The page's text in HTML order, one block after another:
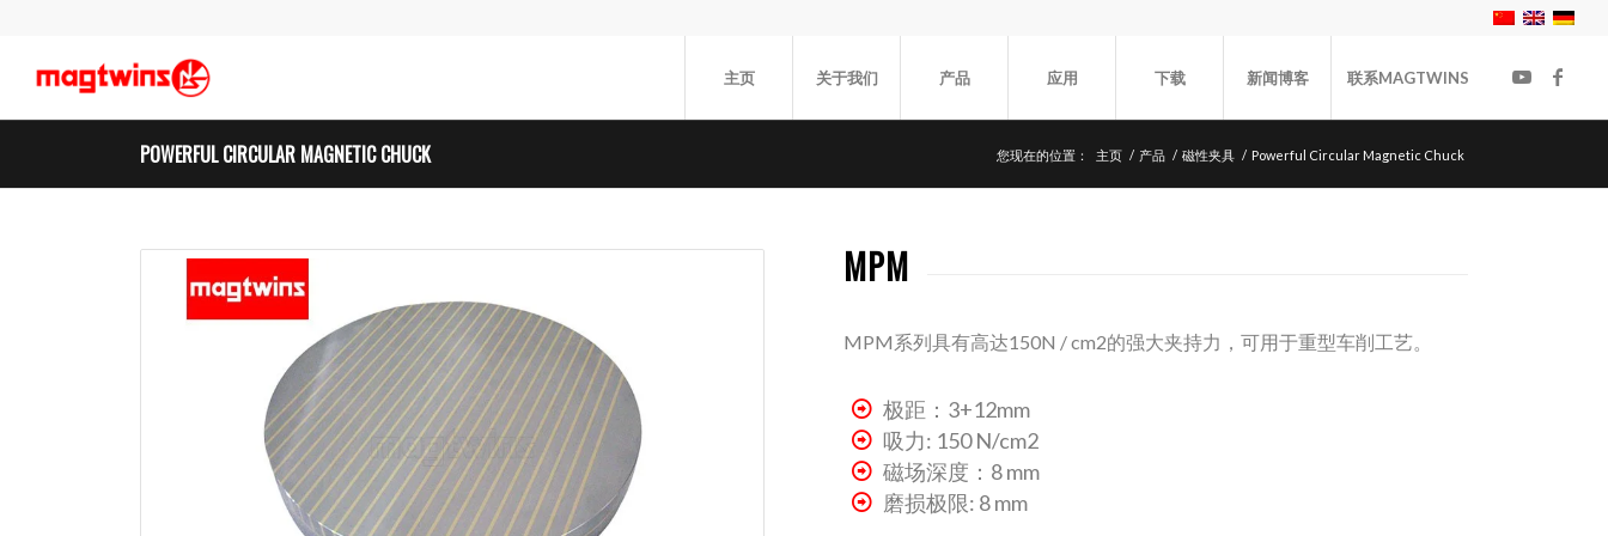
主页 关于我们 产品 应用 下载 新闻博客 联系MAGTWINS
POWERFUL CIRCULAR MAGNETIC CHUCK 您现在的位置： 主页 / 产品 / 磁性夹具 / Powerful Circular Magnetic Chuck
MPM
MPM系列具有高达150N / cm2的强大夹持力，可用于重型车削工艺。
极距：3+12mm
吸力: 150 N/cm2
磁场深度：8 mm
磨损极限: 8 mm